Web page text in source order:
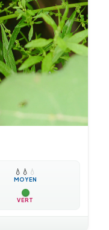
💧 💧 💧
MOYEN
VERT